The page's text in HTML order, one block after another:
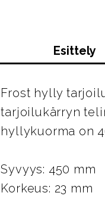
Esittely
Frost hylly
tarjoilukärryn
hyllykuorma on
Syvyys: 450 mm
Korkeus: 23 mm